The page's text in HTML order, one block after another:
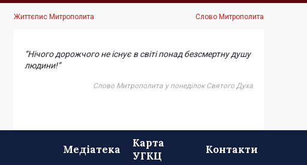
Життєпис Митрополита Слово Митрополита
“Нічого дорожчого не існує в світі понад безсмертну душу
людини!”
Слово Митрополита у понеділок Святого Духа
Медіатека
Карта
УГКЦ
Контакти